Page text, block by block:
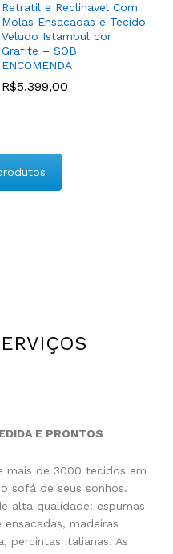
Retratil e Reclinavel Com
Molas Ensacadas e Tecido
Veludo Istambul cor
Grafite – SOB
ENCOMENDA
R$5.399,00
R$4.229,00 –
R$4.389,00
Poltrona Grande Encosto
Baixo Gem com Tecido
E PRONTOS
mais de 3000 tecidos em
sofá de seus sonhos.
alta qualidade: espumas
madeiras
percintas italianas. As